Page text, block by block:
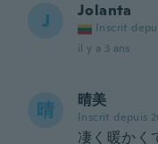
J Jolanta
Inscrit
il y a 3 ans
晴 晴美
Inscrit depuis
凄く暖かく